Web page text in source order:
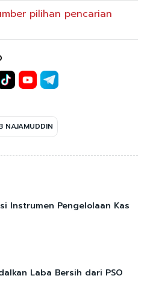
pilihan pencarian
NAJAMUDDIN
Instrumen Pengelolaan Kas
Laba Bersih dari PSO